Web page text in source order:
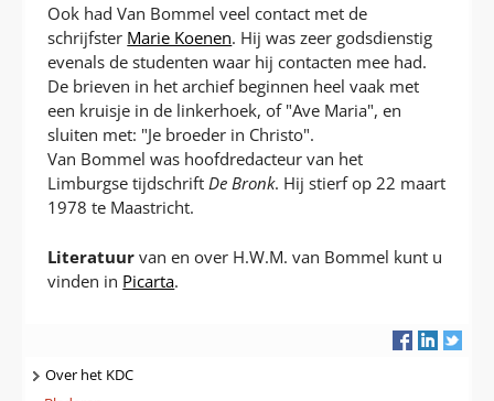
Ook had Van Bommel veel contact met de
schrijfster Marie Koenen. Hij was zeer godsdienstig
evenals de studenten waar hij contacten mee had.
De brieven in het archief beginnen heel vaak met
een kruisje in de linkerhoek, of "Ave Maria", en
sluiten met: "Je broeder in Christo".
Van Bommel was hoofdredacteur van het
Limburgse tijdschriftDe Bronk. Hij stierf op 22 maart
1978 te Maastricht.
Literatuur van en over H.W.M. van Bommel kunt u
vinden in Picarta.
Navigatie
Over het KDC